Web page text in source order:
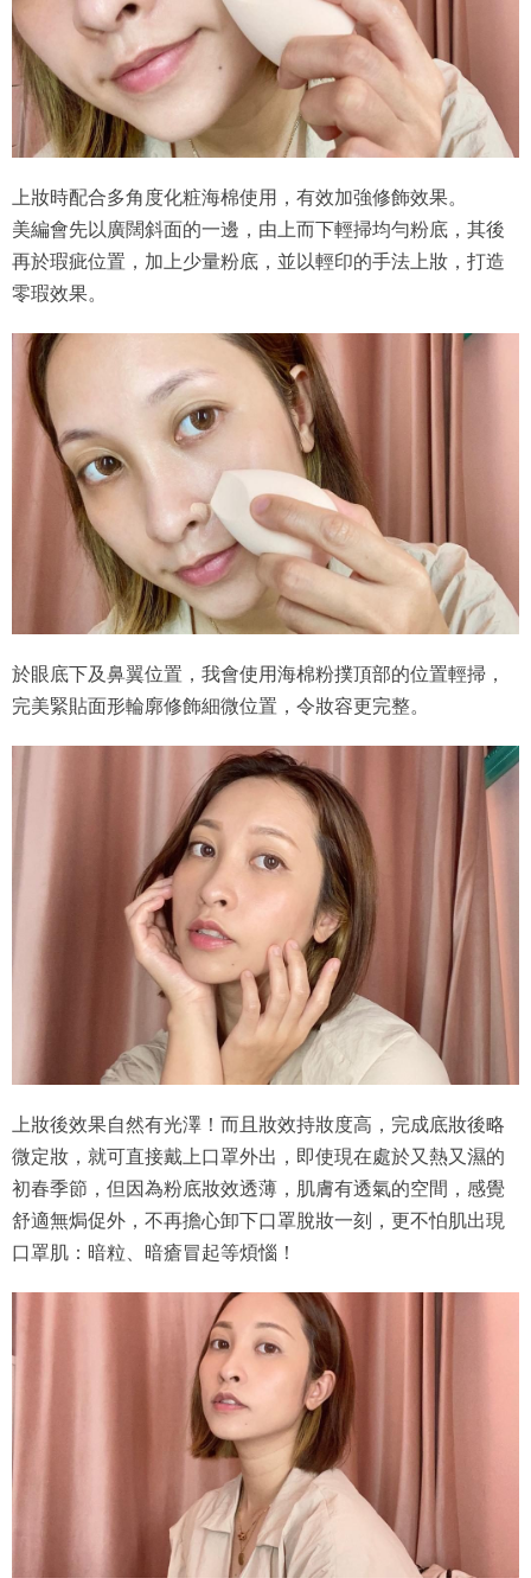
上妝時配合多角度化粧海棉使用，有效加強修飾效果。
美編會先以廣闊斜面的一邊，由上而下輕掃均勻粉底，其後
再於瑕疵位置，加上少量粉底，並以輕印的手法上妝，打造
零瑕效果。
於眼底下及鼻翼位置，我會使用海棉粉撲頂部的位置輕掃，
完美緊貼面形輪廓修飾細微位置，令妝容更完整。
上妝後效果自然有光澤！而且妝效持妝度高，完成底妝後略
微定妝，就可直接戴上口罩外出，即使現在處於又熱又濕的
初春季節，但因為粉底妝效透薄，肌膚有透氣的空間，感覺
舒適無焗促外，不再擔心卸下口罩脫妝一刻，更不怕肌出現
口罩肌：暗粒、暗瘡冒起等煩惱！